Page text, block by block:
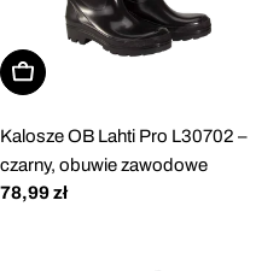
Wybierz opcje
Kalosze OB Lahti Pro L30702 –
czarny, obuwie zawodowe
Cena
78,99 zł